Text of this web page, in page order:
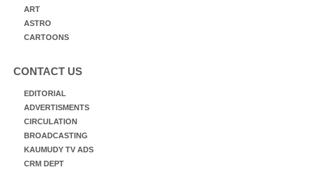
ART
ASTRO
CARTOONS
CONTACT US
EDITORIAL
ADVERTISMENTS
CIRCULATION
BROADCASTING
KAUMUDY TV ADS
CRM DEPT